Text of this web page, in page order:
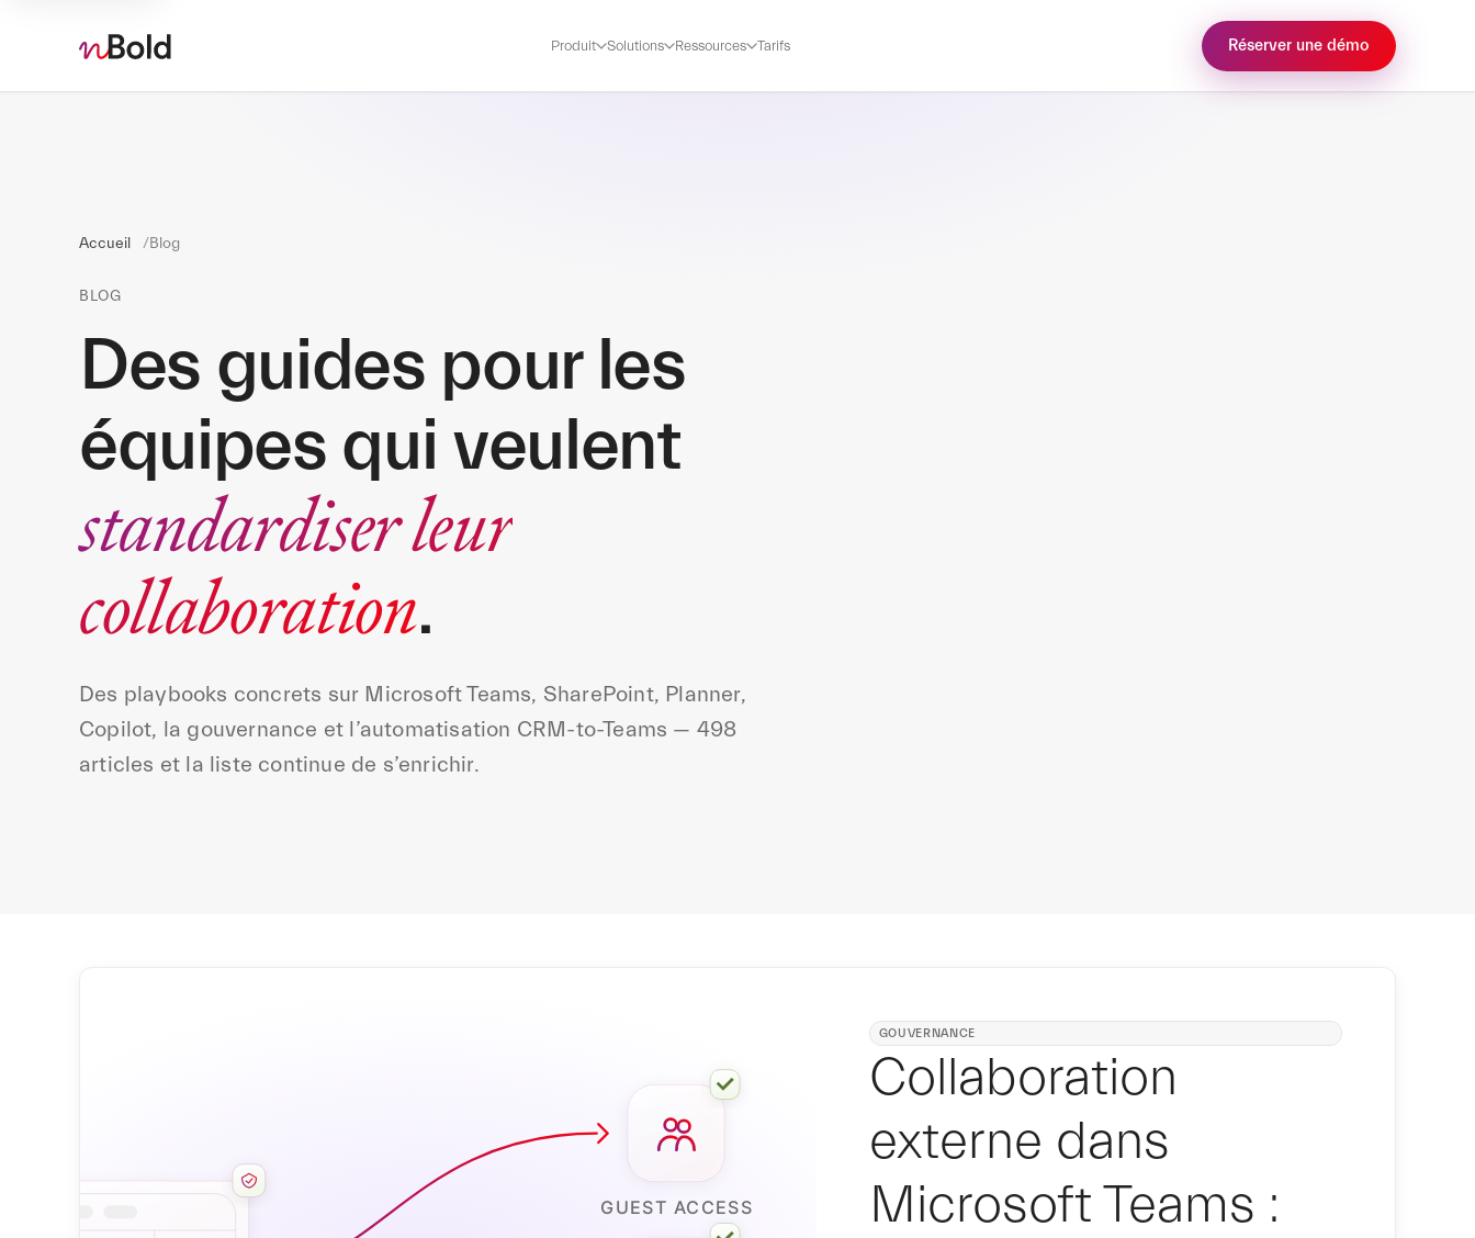
Produit Solutions Ressources Tarifs Réserver une démo
Accueil Blog
BLOG
Des guides pour les
équipes qui veulent
standardiser leur
collaboration.
Des playbooks concrets sur Microsoft Teams, SharePoint, Planner,
Copilot, la gouvernance et l’automatisation CRM-to-Teams — 498
articles et la liste continue de s’enrichir.
GOUVERNANCE
Collaboration
externe dans
Microsoft Teams :